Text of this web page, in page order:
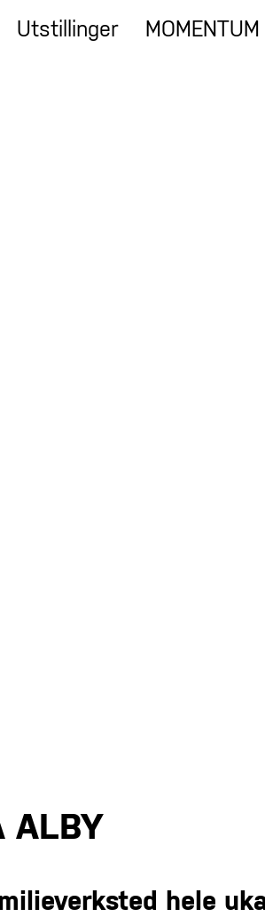
Utstillinger MOMENTUM
ALBY
hele